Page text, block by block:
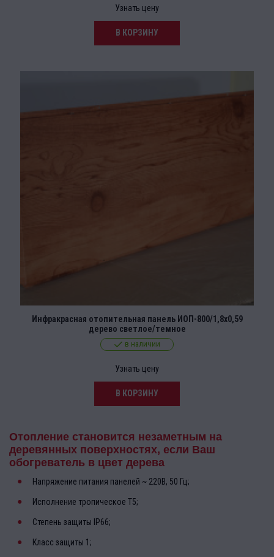
Узнать цену
В КОРЗИНУ
Инфракрасная отопительная панель ИОП-800/1,8х0,59
дерево светлое/темное
в наличии
Узнать цену
В КОРЗИНУ
Отопление становится незаметным на
деревянных поверхностях, если Ваш
обогреватель в цвет дерева
Напряжение питания панелей ~ 220В, 50 Гц;
Исполнение тропическое Т5;
Степень защиты IР66;
Класс защиты 1;